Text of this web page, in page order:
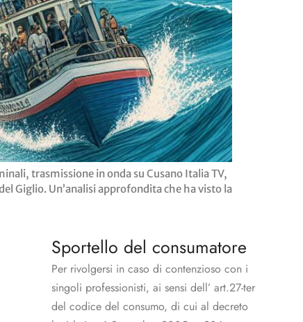
trasmissione in onda su Cusano Italia TV,
Giglio. Un’analisi approfondita che ha visto la
Sportello del consumatore
Per rivolgersi in caso di contenzioso con i
singoli professionisti, ai sensi dell’ art.27-ter
del codice del consumo, di cui al decreto